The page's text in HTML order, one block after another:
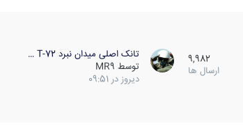
9,982
ارسال ها
تانک اصلی میدان نبرد T-72 …
توسط MR9
دیروز در 09:51